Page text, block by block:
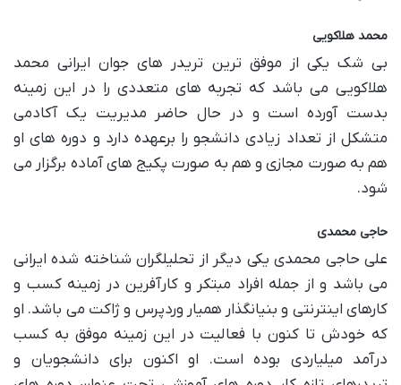
محمد هلاکویی
بی شک یکی از موفق ترین تریدر های جوان ایرانی محمد
هلاکویی می باشد که تجربه های متعددی را در این زمینه
بدست آورده است و در حال حاضر مدیریت یک آکادمی
متشکل از تعداد زیادی دانشجو را برعهده دارد و دوره های او
هم به صورت مجازی و هم به صورت پکیج های آماده برگزار می
شود.
حاجی محمدی
علی حاجی محمدی یکی دیگر از تحلیلگران شناخته شده ایرانی
می باشد و از جمله افراد مبتکر و کارآفرین در زمینه کسب و
کارهای اینترنتی و بنیانگذار همیار وردپرس و ژاکت می باشد. او
که خودش تا کنون با فعالیت در این زمینه موفق به کسب
درآمد میلیاردی بوده است. او اکنون برای دانشجویان و